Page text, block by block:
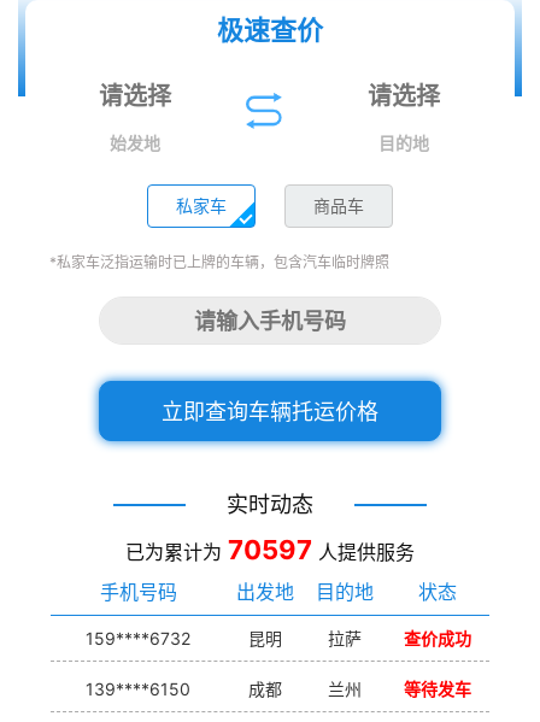
极速查价
始发地 目的地
私家车 商品车
*私家车泛指运输时已上牌的车辆，包含汽车临时牌照
立即查询车辆托运价格
实时动态
已为累计为 70597 人提供服务
手机号码
出发地 目的地 状态
159****6732 昆明 拉萨 查价成功
139****6150 成都 兰州 等待发车